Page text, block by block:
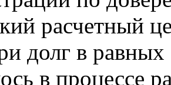
расчетный
долг в
в процессе